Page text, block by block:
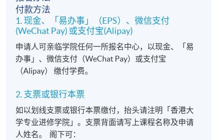
付款方法
1. 现金、「易办事」（EPS）、微信支付
(WeChat Pay) 或支付宝(Alipay)
申请人可亲临学院任何一所报名中心，以现金、「易
办事」、微信支付（WeChat Pay）或支付宝
（Alipay） 缴付学费。
2. 支票或银行本票
如以划线支票或银行本票缴付，抬头请注明「香港大
学专业进修学院」。支票背面请写上课程名称及申请
人姓名。 阁下可：